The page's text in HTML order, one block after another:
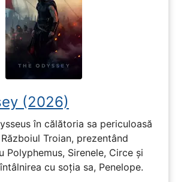
(2026)
în călătoria sa periculoasă
Troian, prezentând
Polyphemus, Sirenele, Circe și
cu soția sa, Penelope.